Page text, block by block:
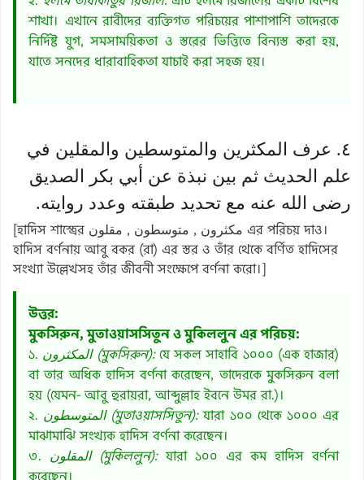
শাখা। এখানে রাবীদের ব্যক্তিগত পরিচয়ের পাশাপাশি তাদেরকে
নির্দিষ্ট যুগ, সমসাময়িকতা ও স্তরের ভিত্তিতে বিন্যস্ত করা হয়,
যাতে সনদের ধারাবাহিকতা যাচাই করা সহজ হয়।
٤. عرف المكثرين والمتوسطين والمقلين في
علم الحديث ثم بين نبذة عن أبي بكر الصديق
رضى الله عنه مع تحديد طبقته وعدد روايته.
[হাদিস শাস্ত্রের مكثرون , متوسطون , مقلون এর পরিচয় দাও।
হাদিস বর্ণনায় আবু বকর (রা) এর স্তর ও তাঁর থেকে বর্ণিত হাদিসের
সংখ্যা উল্লেখসহ তাঁর জীবনী সংক্ষেপে বর্ণনা করো।]
উত্তর:
মুকসিরুন, মুতাওয়াসসিতুন ও মুকিললুন এর পরিচয়:
১.
المكثرون (মুকসিরুন):যে সকল সাহাবি ১০০০ (এক হাজার)
বা তার অধিক হাদিস বর্ণনা করেছেন, তাদেরকে মুকসিরুন বলা
হয় (যেমন- আবু হুরায়রা, আব্দুল্লাহ ইবনে উমর রা.)।
২.
المتوسطون (মুতাওয়াসসিতুন):যারা ১০০ থেকে ১০০০ এর
মাঝামাঝি সংখ্যক হাদিস বর্ণনা করেছেন।
৩.
المقلون (মুকিললুন):যারা ১০০ এর কম হাদিস বর্ণনা